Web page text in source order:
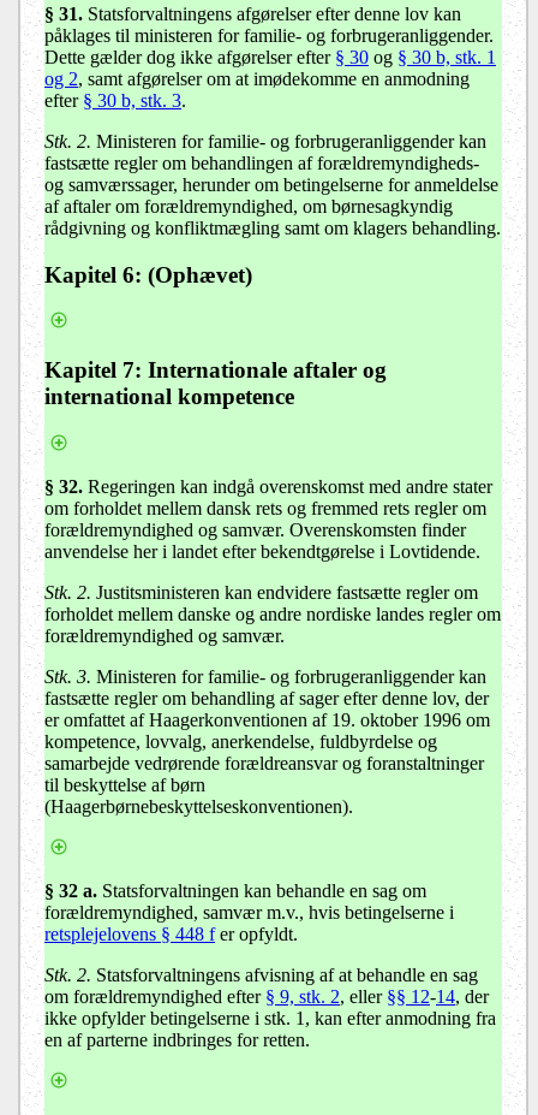
§ 31. Statsforvaltningens afgørelser efter denne lov kan
påklages til ministeren for familie- og forbrugeranliggender.
Dette gælder dog ikke afgørelser efter § 30 og § 30 b, stk. 1
og 2, samt afgørelser om at imødekomme en anmodning
efter § 30 b, stk. 3.
Stk. 2. Ministeren for familie- og forbrugeranliggender kan
fastsætte regler om behandlingen af forældremyndigheds-
og samværssager, herunder om betingelserne for anmeldelse
af aftaler om forældremyndighed, om børnesagkyndig
rådgivning og konfliktmægling samt om klagers behandling.
Kapitel 6: (Ophævet)
Kapitel 7: Internationale aftaler og
international kompetence
§ 32. Regeringen kan indgå overenskomst med andre stater
om forholdet mellem dansk rets og fremmed rets regler om
forældremyndighed og samvær. Overenskomsten finder
anvendelse her i landet efter bekendtgørelse i Lovtidende.
Stk. 2. Justitsministeren kan endvidere fastsætte regler om
forholdet mellem danske og andre nordiske landes regler om
forældremyndighed og samvær.
Stk. 3. Ministeren for familie- og forbrugeranliggender kan
fastsætte regler om behandling af sager efter denne lov, der
er omfattet af Haagerkonventionen af 19. oktober 1996 om
kompetence, lovvalg, anerkendelse, fuldbyrdelse og
samarbejde vedrørende forældreansvar og foranstaltninger
til beskyttelse af børn
(Haagerbørnebeskyttelseskonventionen).
§ 32 a. Statsforvaltningen kan behandle en sag om
forældremyndighed, samvær m.v., hvis betingelserne i
retsplejelovens § 448 fer opfyldt.
Stk. 2. Statsforvaltningens afvisning af at behandle en sag
om forældremyndighed efter § 9, stk. 2, eller §§ 12-14, der
ikke opfylder betingelserne i stk. 1, kan efter anmodning fra
en af parterne indbringes for retten.